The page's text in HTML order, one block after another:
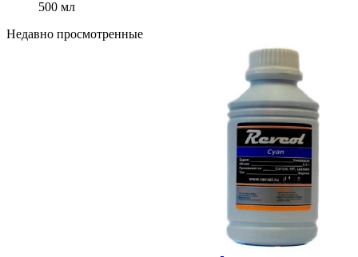
500 мл
Недавно просмотренные